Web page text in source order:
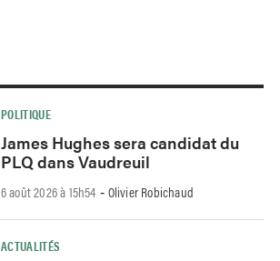
POLITIQUE
James Hughes sera candidat du
PLQ dans Vaudreuil
6 août 2026 à 15h54 - Olivier Robichaud
ACTUALITÉS